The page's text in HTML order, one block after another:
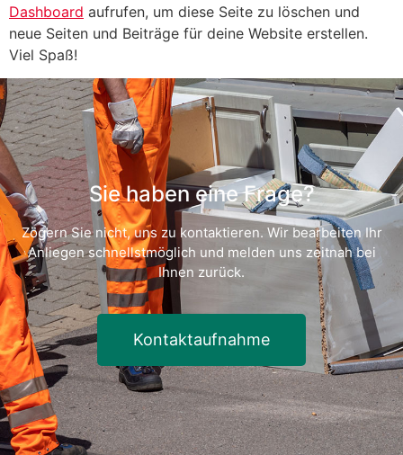
Dashboard aufrufen, um diese Seite zu löschen und
neue Seiten und Beiträge für deine Website erstellen.
Viel Spaß!
Sie haben eine Frage?
Zögern Sie nicht, uns zu kontaktieren. Wir bearbeiten Ihr
Anliegen schnellstmöglich und melden uns zeitnah bei
Ihnen zurück.
Kontaktaufnahme